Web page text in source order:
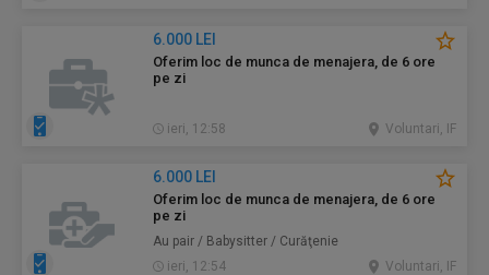
6.000 LEI
Oferim loc de munca de menajera, de 6 ore
pe zi
ieri, 12:58 Voluntari, IF
6.000 LEI
Oferim loc de munca de menajera, de 6 ore
pe zi
Au pair / Babysitter / Curăţenie
ieri, 12:54
Voluntari, IF